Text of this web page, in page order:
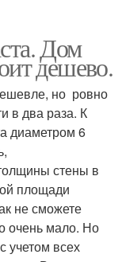
Дом
дешево.
но ровно
в два раза. К
диаметром 6
стены в
площади
не сможете
очень мало. Но
учетом всех